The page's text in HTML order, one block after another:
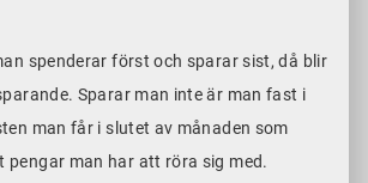
spenderar först och sparar sist, då blir
Sparar man inte är man fast i
man får i slutet av månaden som
pengar man har att röra sig med.